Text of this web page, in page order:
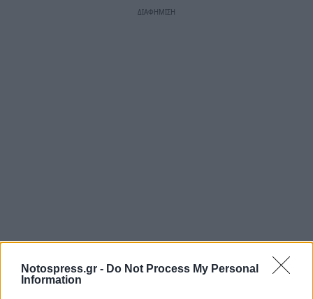
Notospress.gr - Do Not Process My Personal
Information